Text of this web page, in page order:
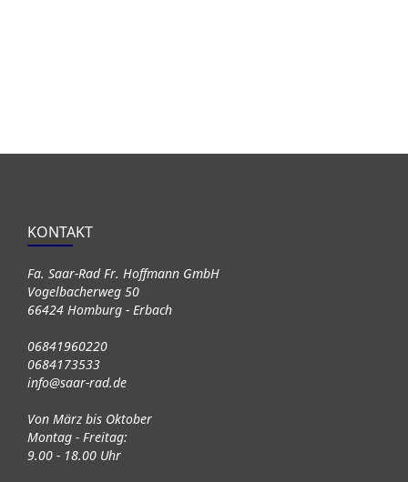
KONTAKT
Fa. Saar-Rad Fr. Hoffmann GmbH
Vogelbacherweg 50
66424 Homburg - Erbach
06841960220
0684173533
info@saar-rad.de
Von März bis Oktober
Montag - Freitag:
9.00 - 18.00 Uhr